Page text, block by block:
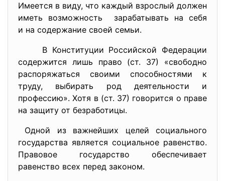
Имеется в виду, что каждый взрослый должен
иметь возможность зарабатывать на себя
и на содержание своей семьи.
В Конституции Российской Федерации
содержится лишь право (ст. 37) «свободно
распоряжаться своими способностями к
труду, выбирать род деятельности и
профессию». Хотя в (ст. 37) говорится о праве
на защиту от безработицы.
Одной из важнейших целей социального
государства является социальное равенство.
Правовое государство обеспечивает
равенство всех перед законом.